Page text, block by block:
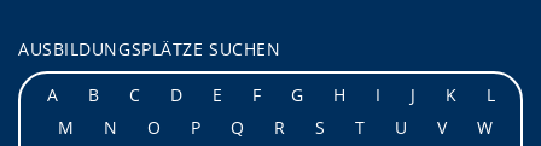
AUSBILDUNGSPLÄTZE SUCHEN
A
B C D E F G H I J K
L
M
N O P Q R S T U V
W